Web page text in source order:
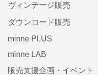
ヴィンテージ販売
ダウンロード販売
minne PLUS
minne LAB
販売支援企画・イベント